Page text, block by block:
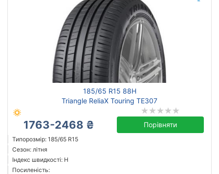
185/65 R15 88H
Triangle ReliaX Touring TE307
1763-2468 ₴ Порівняти
Типорозмір: 185/65 R15
Сезон: літня
Індекс швидкості: H
Посиленість: